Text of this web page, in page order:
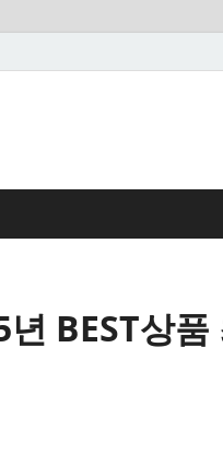
BEST상품